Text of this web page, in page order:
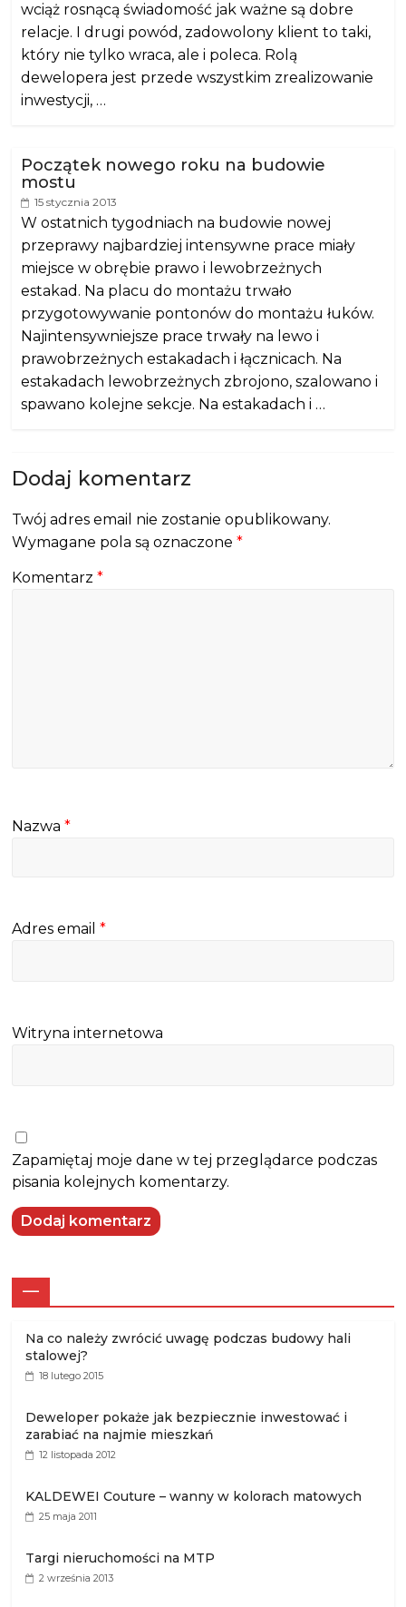
wciąż rosnącą świadomość jak ważne są dobre
relacje. I drugi powód, zadowolony klient to taki,
który nie tylko wraca, ale i poleca. Rolą
dewelopera jest przede wszystkim zrealizowanie
inwestycji, …
Początek nowego roku na budowie
mostu
15 stycznia 2013
W ostatnich tygodniach na budowie nowej
przeprawy najbardziej intensywne prace miały
miejsce w obrębie prawo i lewobrzeżnych
estakad. Na placu do montażu trwało
przygotowywanie pontonów do montażu łuków.
Najintensywniejsze prace trwały na lewo i
prawobrzeżnych estakadach i łącznicach. Na
estakadach lewobrzeżnych zbrojono, szalowano i
spawano kolejne sekcje. Na estakadach i …
Dodaj komentarz
Twój adres email nie zostanie opublikowany.
Wymagane pola są oznaczone*
Komentarz*
Nazwa*
Adres email*
Witryna internetowa
Zapamiętaj moje dane w tej przeglądarce podczas
pisania kolejnych komentarzy.
—
Na co należy zwrócić uwagę podczas budowy hali
stalowej?
18 lutego 2015
Deweloper pokaże jak bezpiecznie inwestować i
zarabiać na najmie mieszkań
12 listopada 2012
KALDEWEI Couture – wanny w kolorach matowych
25 maja 2011
Targi nieruchomości na MTP
2 września 2013